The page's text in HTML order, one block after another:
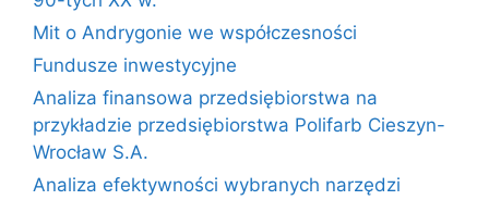
Mit o Andrygonie we współczesności
Fundusze inwestycyjne
Analiza finansowa przedsiębiorstwa na
przykładzie przedsiębiorstwa Polifarb Cieszyn-
Wrocław S.A.
Analiza efektywności wybranych narzędzi